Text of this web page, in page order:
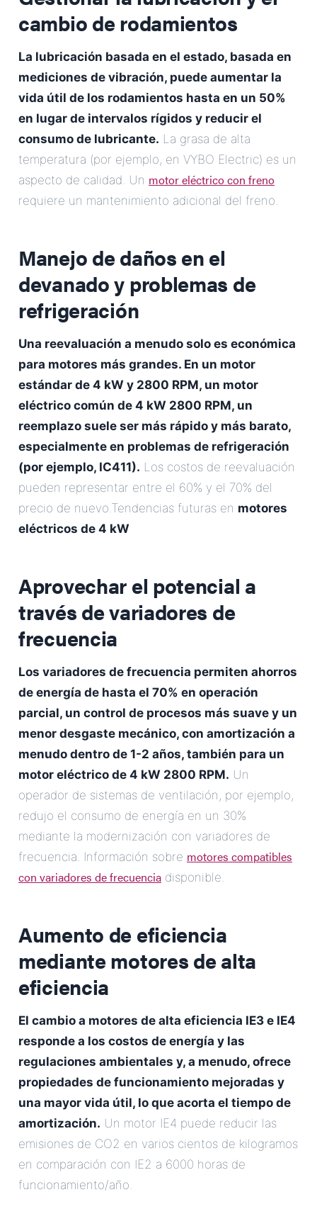
cambio de rodamientos
La lubricación basada en el estado, basada en
mediciones de vibración, puede aumentar la
vida útil de los rodamientos hasta en un 50%
en lugar de intervalos rígidos y reducir el
consumo de lubricante. La grasa de alta
temperatura (por ejemplo, en VYBO Electric) es un
aspecto de calidad. Un motor eléctrico con freno
requiere un mantenimiento adicional del freno.
Manejo de daños en el
devanado y problemas de
refrigeración
Una reevaluación a menudo solo es económica
para motores más grandes. En un motor
estándar de 4 kW y 2800 RPM, un motor
eléctrico común de 4 kW 2800 RPM, un
reemplazo suele ser más rápido y más barato,
especialmente en problemas de refrigeración
(por ejemplo, IC411). Los costos de reevaluación
pueden representar entre el 60% y el 70% del
precio de nuevo.Tendencias futuras en motores
eléctricos de 4 kW
Aprovechar el potencial a
través de variadores de
frecuencia
Los variadores de frecuencia permiten ahorros
de energía de hasta el 70% en operación
parcial, un control de procesos más suave y un
menor desgaste mecánico, con amortización a
menudo dentro de 1-2 años, también para un
motor eléctrico de 4 kW 2800 RPM. Un
operador de sistemas de ventilación, por ejemplo,
redujo el consumo de energía en un 30%
mediante la modernización con variadores de
frecuencia. Información sobre motores compatibles
con variadores de frecuencia disponible.
Aumento de eficiencia
mediante motores de alta
eficiencia
El cambio a motores de alta eficiencia IE3 e IE4
responde a los costos de energía y las
regulaciones ambientales y, a menudo, ofrece
propiedades de funcionamiento mejoradas y
una mayor vida útil, lo que acorta el tiempo de
amortización. Un motor IE4 puede reducir las
emisiones de CO2 en varios cientos de kilogramos
en comparación con IE2 a 6000 horas de
funcionamiento/año.